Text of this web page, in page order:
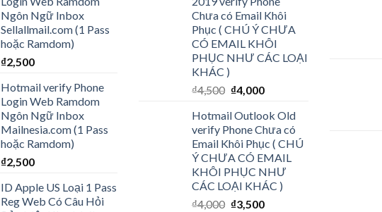
Ngôn Ngữ Inbox
Sellallmail.com (1 Pass
hoặc Ramdom)
₫2,500
Hotmail verify Phone
Login Web Ramdom
Ngôn Ngữ Inbox
Mailnesia.com (1 Pass
hoặc Ramdom)
₫2,500
ID Apple US Loại 1 Pass
Reg Web Có Câu Hỏi
Chưa có Email Khôi
Phục ( CHÚ Ý CHƯA
CÓ EMAIL KHÔI
PHỤC NHƯ CÁC LOẠI
KHÁC )
₫4,500 ₫4,000
Hotmail Outlook Old
verify Phone Chưa có
Email Khôi Phục ( CHÚ
Ý CHƯA CÓ EMAIL
KHÔI PHỤC NHƯ
CÁC LOẠI KHÁC )
₫4,000 ₫3,500